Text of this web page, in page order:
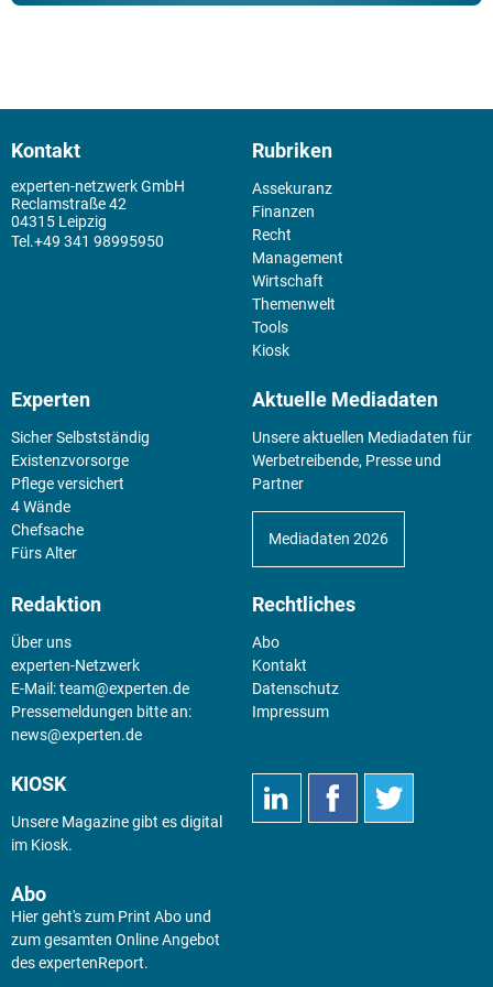
Kontakt
experten-netzwerk GmbH
Reclamstraße 42
04315 Leipzig
+49 341 98995950
Rubriken
Assekuranz
Finanzen
Recht
Management
Wirtschaft
Themenwelt
Tools
Kiosk
Experten
Sicher Selbstständig
Existenz­vorsorge
Pflege versichert
4 Wände
Chefsache
Fürs Alter
Aktuelle Mediadaten
Unsere aktuellen Mediadaten für
Werbetreibende, Presse und
Partner
Mediadaten 2026
Redaktion
Über uns
experten-Netzwerk
E-Mail:team@experten.de
Pressemeldungen bitte an:
news@experten.de
Rechtliches
Abo
Kontakt
Datenschutz
Impressum
KIOSK
Unsere Magazine gibt es digital
im Kiosk.
Abo
Hier geht's zum Print Abo und
zum gesamten Online Angebot
des expertenReport.